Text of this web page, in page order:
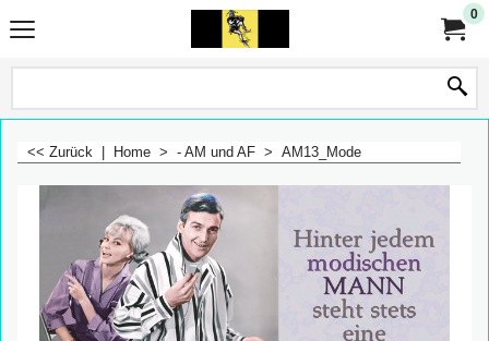
0
<< Zurück Home > - AM und AF > AM13_Mode